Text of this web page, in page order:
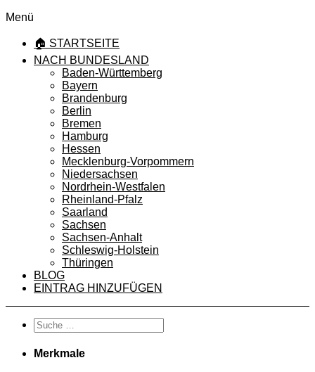
Menü
🏠 STARTSEITE
NACH BUNDESLAND
Baden-Württemberg
Bayern
Brandenburg
Berlin
Bremen
Hamburg
Hessen
Mecklenburg-Vorpommern
Niedersachsen
Nordrhein-Westfalen
Rheinland-Pfalz
Saarland
Sachsen
Sachsen-Anhalt
Schleswig-Holstein
Thüringen
BLOG
EINTRAG HINZUFÜGEN
Merkmale